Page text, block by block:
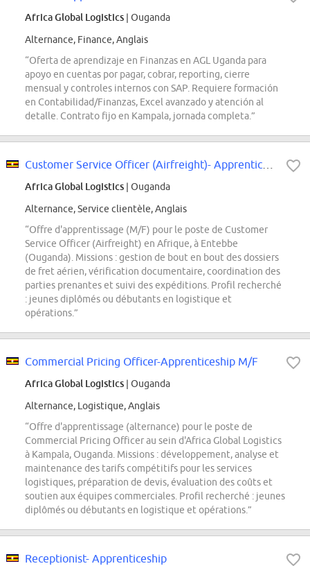
Africa Global Logistics | Ouganda
Alternance, Finance, Anglais
“Oferta de aprendizaje en Finanzas en AGL Uganda para
apoyo en cuentas por pagar, cobrar, reporting, cierre
mensual y controles internos con SAP. Requiere formación
en Contabilidad/Finanzas, Excel avanzado y atención al
detalle. Contrato fijo en Kampala, jornada completa.”
Africa Global Logistics | Ouganda
Alternance, Service clientèle, Anglais
“Offre d'apprentissage (M/F) pour le poste de Customer
Service Officer (Airfreight) en Afrique, à Entebbe
(Ouganda). Missions : gestion de bout en bout des dossiers
de fret aérien, vérification documentaire, coordination des
parties prenantes et suivi des expéditions. Profil recherché
: jeunes diplômés ou débutants en logistique et
opérations.”
Commercial Pricing Officer-Apprenticeship M/F
Africa Global Logistics | Ouganda
Alternance, Logistique, Anglais
“Offre d'apprentissage (alternance) pour le poste de
Commercial Pricing Officer au sein d'Africa Global Logistics
à Kampala, Ouganda. Missions : développement, analyse et
maintenance des tarifs compétitifs pour les services
logistiques, préparation de devis, évaluation des coûts et
soutien aux équipes commerciales. Profil recherché : jeunes
diplômés ou débutants en logistique et opérations.”
Receptionist- Apprenticeship